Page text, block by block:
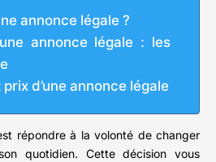
annonce légale ?
annonce légale : les
d’une annonce légale
répondre à la volonté de changer
quotidien. Cette décision vous